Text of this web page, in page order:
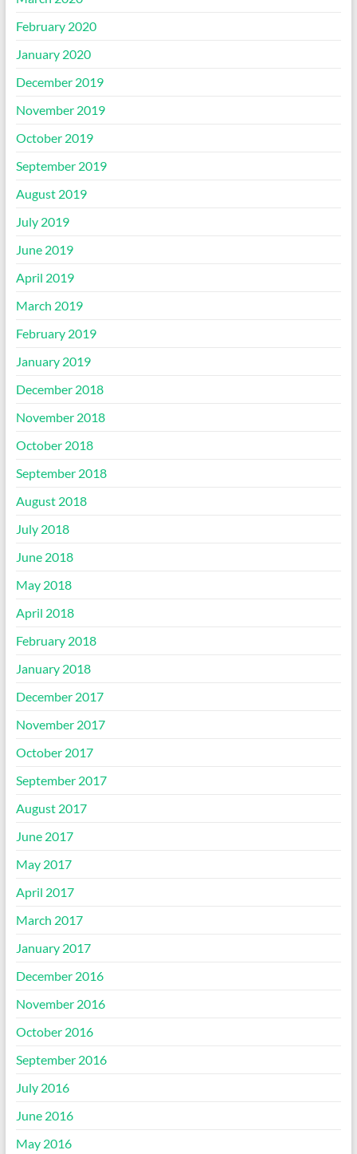
February 2020
January 2020
December 2019
November 2019
October 2019
September 2019
August 2019
July 2019
June 2019
April 2019
March 2019
February 2019
January 2019
December 2018
November 2018
October 2018
September 2018
August 2018
July 2018
June 2018
May 2018
April 2018
February 2018
January 2018
December 2017
November 2017
October 2017
September 2017
August 2017
June 2017
May 2017
April 2017
March 2017
January 2017
December 2016
November 2016
October 2016
September 2016
July 2016
June 2016
May 2016